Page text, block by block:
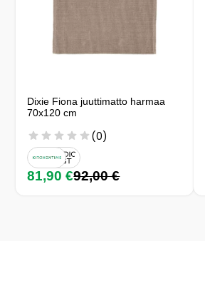
Dixie Fiona juuttimatto harmaa
70x120 cm
(0)
81,90 €92,00 €